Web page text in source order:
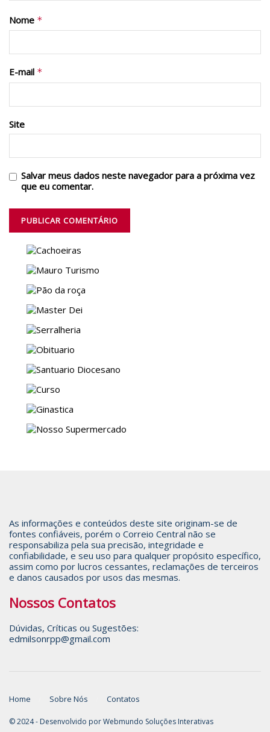
Nome *
E-mail *
Site
Salvar meus dados neste navegador para a próxima vez
que eu comentar.
As informações e conteúdos deste site originam-se de
fontes confiáveis, porém o Correio Central não se
responsabiliza pela sua precisão, integridade e
confiabilidade, e seu uso para qualquer propósito específico,
assim como por lucros cessantes, reclamações de terceiros
e danos causados por usos das mesmas.
Nossos Contatos
Dúvidas, Críticas ou Sugestões:
edmilsonrpp@gmail.com
Home Sobre Nós Contatos
© 2024 - Desenvolvido porWebmundo Soluções Interativas